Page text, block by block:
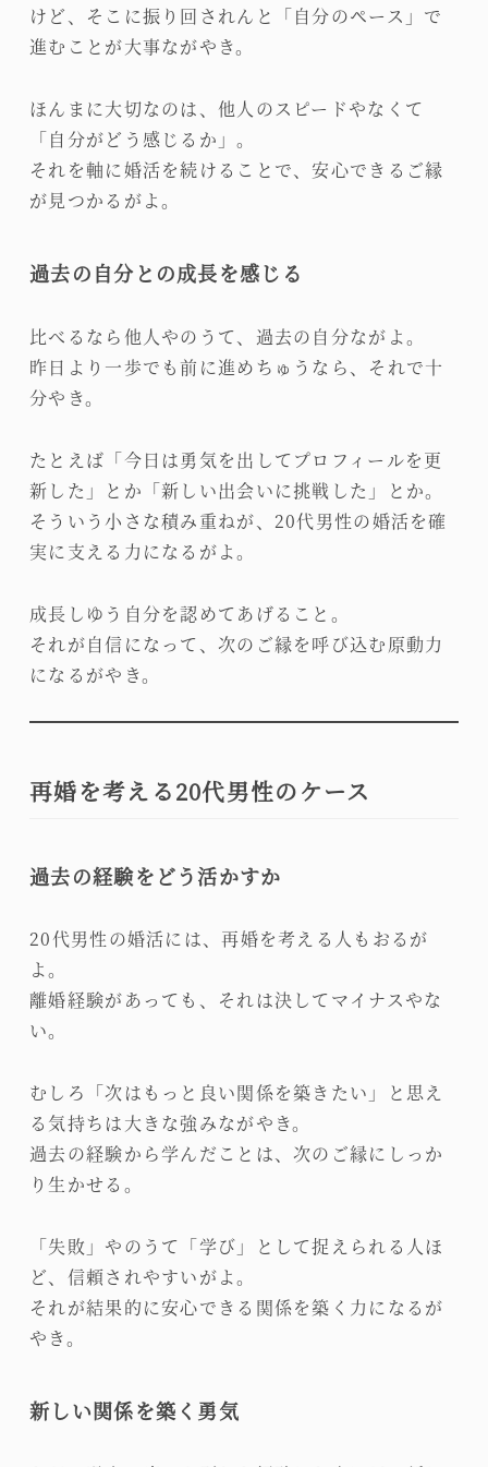
けど、そこに振り回されんと「自分のペース」で
進むことが大事ながやき。
ほんまに大切なのは、他人のスピードやなくて
「自分がどう感じるか」。
それを軸に婚活を続けることで、安心できるご縁
が見つかるがよ。
過去の自分との成長を感じる
比べるなら他人やのうて、過去の自分ながよ。
昨日より一歩でも前に進めちゅうなら、それで十
分やき。
たとえば「今日は勇気を出してプロフィールを更
新した」とか「新しい出会いに挑戦した」とか。
そういう小さな積み重ねが、20代男性の婚活を確
実に支える力になるがよ。
成長しゆう自分を認めてあげること。
それが自信になって、次のご縁を呼び込む原動力
になるがやき。
再婚を考える20代男性のケース
過去の経験をどう活かすか
20代男性の婚活には、再婚を考える人もおるが
よ。
離婚経験があっても、それは決してマイナスやな
い。
むしろ「次はもっと良い関係を築きたい」と思え
る気持ちは大きな強みながやき。
過去の経験から学んだことは、次のご縁にしっか
り生かせる。
「失敗」やのうて「学び」として捉えられる人ほ
ど、信頼されやすいがよ。
それが結果的に安心できる関係を築く力になるが
やき。
新しい関係を築く勇気